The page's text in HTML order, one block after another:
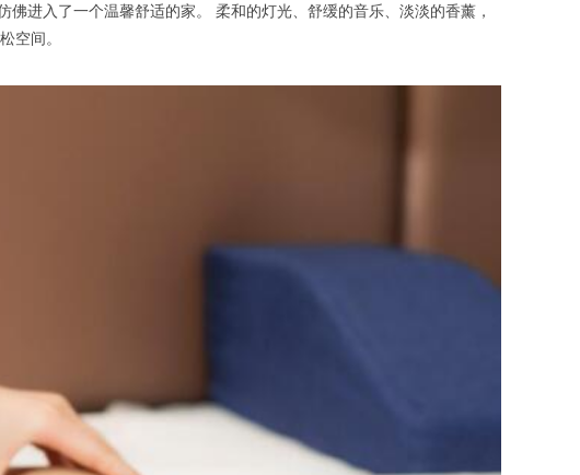
入了一个温馨舒适的家。 柔和的灯光、舒缓的音乐、淡淡的香薰，
空间。